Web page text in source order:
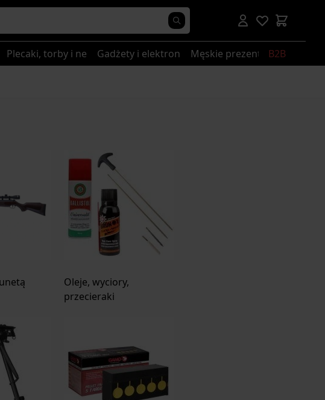
Plecaki, torby i nerkiGadżety i elektronikaMęskie prezenty B2B
Oleje, wyciory,
przecieraki